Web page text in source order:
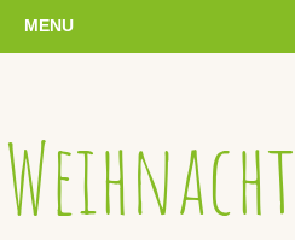
MENU